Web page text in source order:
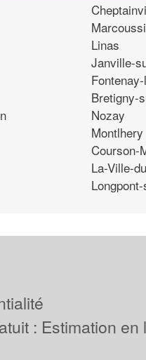
Linas
Janville-
Bretigny-
Nozay
Montlhery
Courson-
La-Ville-
: Estimation en